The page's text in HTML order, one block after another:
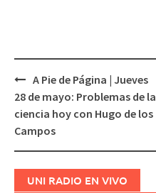
Navegación
de
entradas
A Pie de Página | Jueves
28 de mayo: Problemas de la
ciencia hoy con Hugo de los
Campos
UNI RADIO EN VIVO